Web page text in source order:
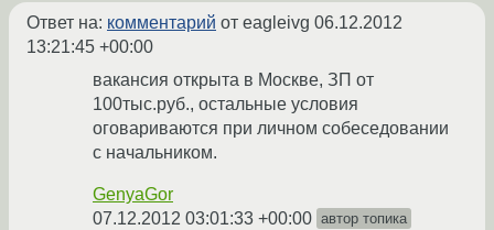
Ответ на: комментарий от eagleivg 06.12.2012
13:21:45 +00:00
вакансия открыта в Москве, ЗП от
100тыс.руб., остальные условия
оговариваются при личном собеседовании
с начальником.
GenyaGor
07.12.2012 03:01:33 +00:00 автор топика